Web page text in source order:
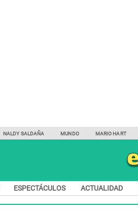
NALDY SALDAÑA MUNDO MARIO HART
ESPECTÁCULOS ACTUALIDAD